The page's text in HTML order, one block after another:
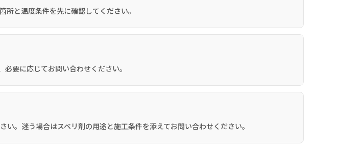
と温度条件を先に確認してください。
要に応じてお問い合わせください。
。迷う場合はスベリ剤の用途と施工条件を添えてお問い合わせください。